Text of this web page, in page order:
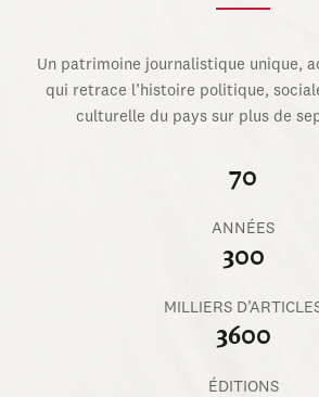
Un patrimoine journalistique unique,
qui retrace l’histoire politique,
culturelle du pays sur plus de
70
ANNÉES
300
MILLIERS
3600
ÉDITIONS